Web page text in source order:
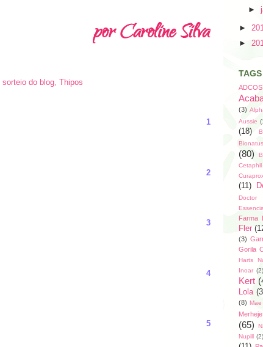
sorteio do blog, Thipos
1
2
3
4
5
►
►
►
TAGS
ADCOS
(3)
Aussie
(18)
Bionatus
(80)
Cetaphil
(11)
Doctor
Farma
Fler
(3)
Gorila
Harts
Inoar (2)
Kert
Lola
(8) Mae
Merheje
(65)
Nupill (2)